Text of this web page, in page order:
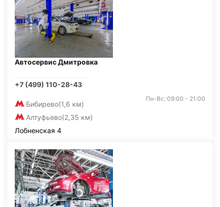
Автосервис Дмитровка
+7 (499) 110-28-43
Бибирево(1,6 км)
Алтуфьево(2,35 км)
Пн-Вс: 09:00 - 21:00
Лобненская 4